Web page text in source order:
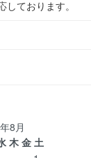
ております。
8月
木 金 土